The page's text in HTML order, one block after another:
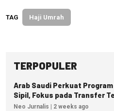
TAG Haji Umrah
TERPOPULER
Arab Saudi Perkuat
Sipil, Fokus pada Transfer
dan Kedaulatan Energi
Neo Jurnalis | 2 weeks ago